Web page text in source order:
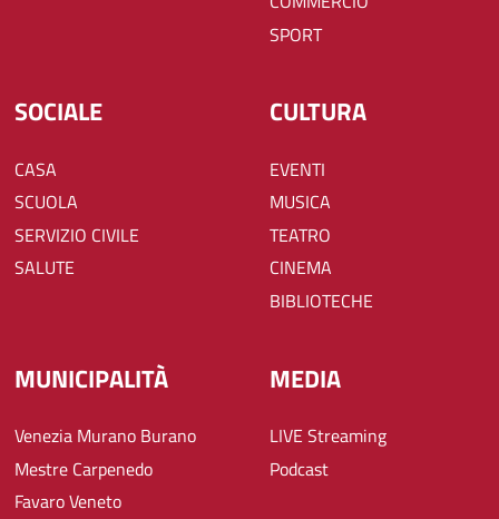
SPORT
SOCIALE
CASA
SCUOLA
SERVIZIO CIVILE
SALUTE
CULTURA
EVENTI
MUSICA
TEATRO
CINEMA
BIBLIOTECHE
MUNICIPALITÀ
Venezia Murano Burano
Mestre Carpenedo
Favaro Veneto
MEDIA
LIVE Streaming
Podcast